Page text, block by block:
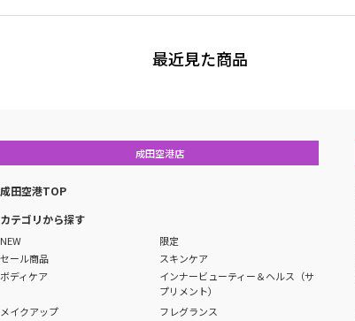
最近見た商品
成田空港店
成田空港TOP
カテゴリから探す
NEW
限定
セール商品
スキンケア
ボディケア
インナービューティー＆ヘルス（サ
プリメント）
メイクアップ
フレグランス